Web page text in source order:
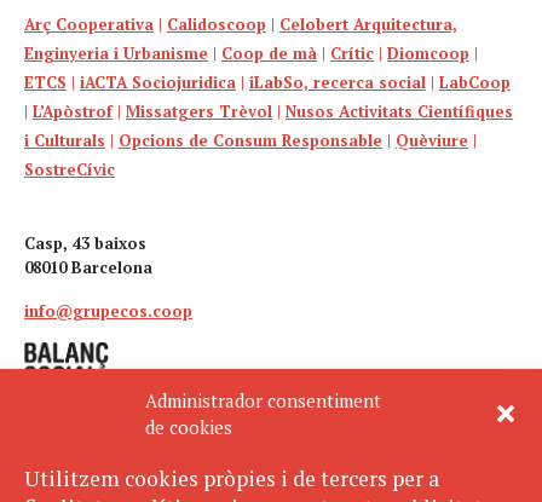
Administrador consentiment
de cookies
Utilitzem cookies pròpies i de tercers per a
Arç Cooperativa | Calidoscoop | Celobert Arquitectura,
Enginyeria i Urbanisme | Coop de mà | Crític | Diomcoop |
ETCS | iACTA Sociojuridica | iLabSo, recerca social | LabCoop
| L’Apòstrof| Missatgers Trèvol | Nusos Activitats Científiques
i Culturals | Opcions de Consum Responsable | Quèviure |
SostreCívic
Casp, 43 baixos
08010 Barcelona
info@grupecos.coop